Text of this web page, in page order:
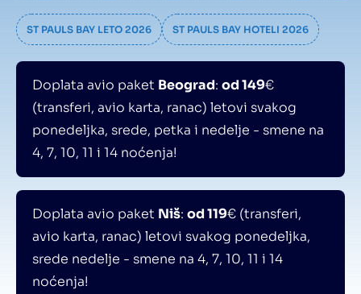
ST PAULS BAY LETO 2026 ST PAULS BAY HOTELI 2026
Doplata avio paket Beograd: od 149€
(transferi, avio karta, ranac) letovi svakog
ponedeljka, srede, petka i nedelje - smene na
4, 7, 10, 11 i 14 noćenja!
Doplata avio paket Niš: od 119€ (transferi,
avio karta, ranac) letovi svakog ponedeljka,
srede nedelje - smene na 4, 7, 10, 11 i 14
noćenja!